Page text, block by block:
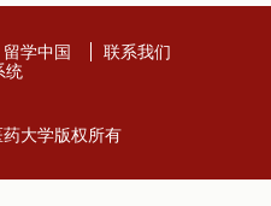
留学中国
联系我们
统
大学版权所有